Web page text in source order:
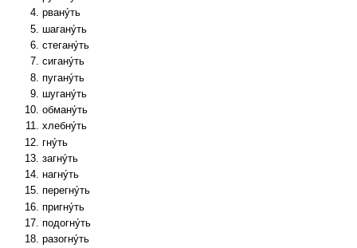
рвану́ть
шагану́ть
стегану́ть
сигану́ть
пугану́ть
шугану́ть
обману́ть
хлебну́ть
гну́ть
загну́ть
нагну́ть
перегну́ть
пригну́ть
подогну́ть
разогну́ть